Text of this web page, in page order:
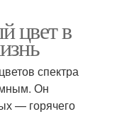
цвет в
спектра
Он
— горячего